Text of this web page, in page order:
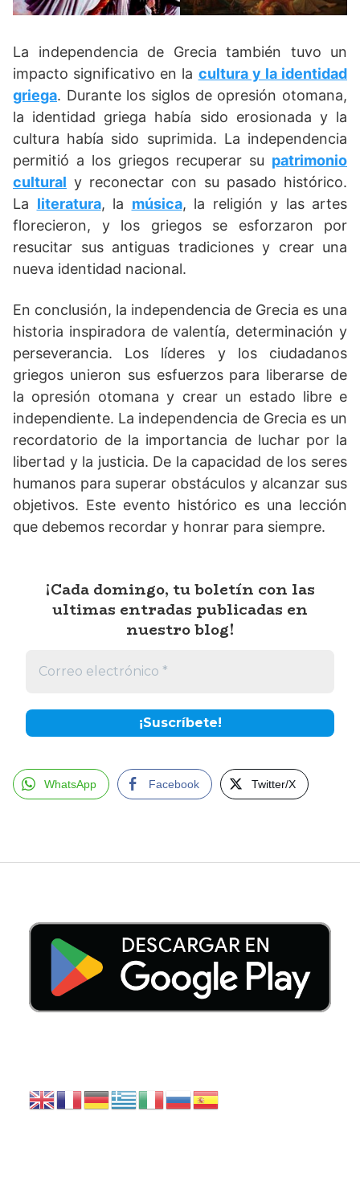
La independencia de Grecia también tuvo un
impacto significativo en la cultura y la identidad
griega. Durante los siglos de opresión otomana,
la identidad griega había sido erosionada y la
cultura había sido suprimida. La independencia
permitió a los griegos recuperar su patrimonio
cultural y reconectar con su pasado histórico.
La literatura, la música, la religión y las artes
florecieron, y los griegos se esforzaron por
resucitar sus antiguas tradiciones y crear una
nueva identidad nacional.
En conclusión, la independencia de Grecia es una
historia inspiradora de valentía, determinación y
perseverancia. Los líderes y los ciudadanos
griegos unieron sus esfuerzos para liberarse de
la opresión otomana y crear un estado libre e
independiente. La independencia de Grecia es un
recordatorio de la importancia de luchar por la
libertad y la justicia. De la capacidad de los seres
humanos para superar obstáculos y alcanzar sus
objetivos. Este evento histórico es una lección
que debemos recordar y honrar para siempre.
¡Cada domingo, tu boletín con las
ultimas entradas publicadas en
nuestro blog!
WhatsApp Facebook Twitter/X